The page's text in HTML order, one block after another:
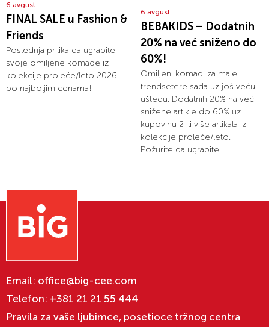
6 avgust
FINAL SALE u Fashion &
Friends
Poslednja prilika da ugrabite
svoje omiljene komade iz
kolekcije proleće/leto 2026.
po najboljim cenama!
6 avgust
BEBAKIDS – Dodatnih
20% na već sniženo do
60%!
Omiljeni komadi za male
trendsetere sada uz još veću
uštedu. Dodatnih 20% na već
snižene artikle do 60% uz
kupovinu 2 ili više artikala iz
kolekcije proleće/leto.
Požurite da ugrabite...
Email: office@big-cee.com
Telefon: +381 21 21 55 444
Pravila za vaše ljubimce, posetioce tržnog centra